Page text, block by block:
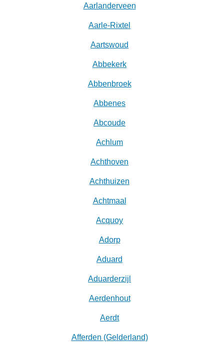
Aarlanderveen
Aarle-Rixtel
Aartswoud
Abbekerk
Abbenbroek
Abbenes
Abcoude
Achlum
Achthoven
Achthuizen
Achtmaal
Acquoy
Adorp
Aduard
Aduarderzijl
Aerdenhout
Aerdt
Afferden (Gelderland)